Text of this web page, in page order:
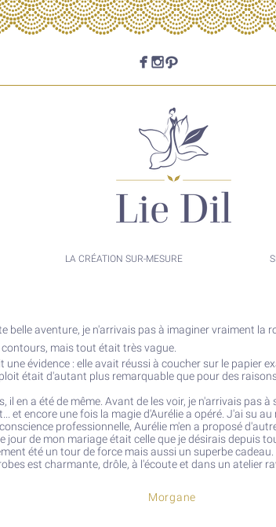
LA CRÉATION SUR-MESURE
belle aventure, je n'arrivais pas à imaginer vraiment la
mais tout était très vague.
une évidence : elle avait réussi à coucher sur le papier
était d'autant plus remarquable que pour des
il en a été de même. Avant de les voir, je n'arrivais pas
et encore une fois la magie d'Aurélie a opéré. J'ai su
professionnelle, Aurélie m'en a proposé
jour de mon mariage était celle que je désirais depuis
été un tour de force mais aussi un superbe cadeau.
est charmante, drôle, à l'écoute et dans un atelier
Morgane